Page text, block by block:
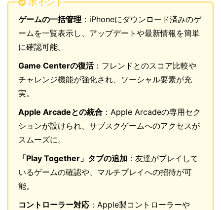
ポイント
ゲームの一括管理 ：iPhoneにダウンロード済みのゲ
ームを一覧表示し、アップデートや最新情報を簡単
に確認可能。
Game Centerの復活：フレンドとのスコア比較や
チャレンジ機能が強化され、ソーシャル要素が充
実。
Apple Arcadeとの統合 ：Apple Arcadeの専用セク
ションが設けられ、サブスクゲームへのアクセスが
スムーズに。
「Play Together」タブの追加 ：友達がプレイして
いるゲームの確認や、マルチプレイへの招待が可
能。
コントローラー対応 ：Apple製コントローラーや